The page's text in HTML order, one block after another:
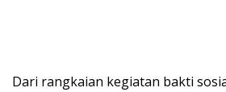
Dari rangkaian kegiatan bakti